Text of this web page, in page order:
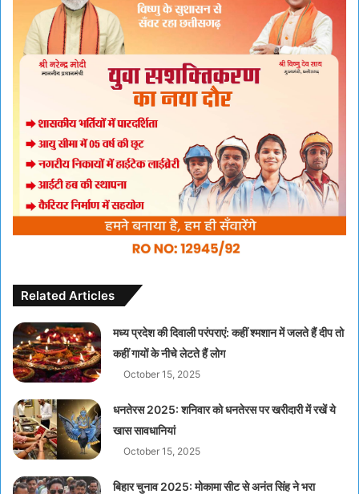
Related Articles
मध्य प्रदेश की दिवाली परंपराएं: कहीं श्मशान में जलते हैं दीप तो
कहीं गायों के नीचे लेटते हैं लोग
October 15, 2025
धनतेरस 2025: शनिवार को धनतेरस पर खरीदारी में रखें ये
खास सावधानियां
October 15, 2025
बिहार चुनाव 2025: मोकामा सीट से अनंत सिंह ने भरा